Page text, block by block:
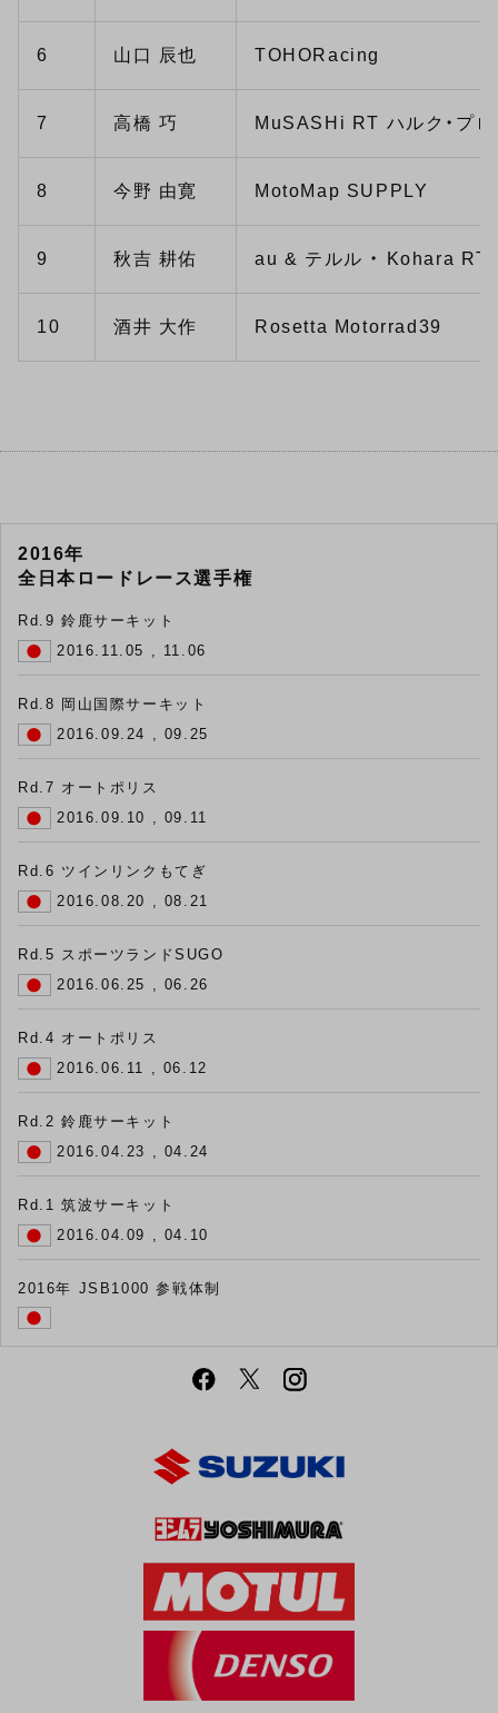
6 山口 辰也 TOHORacing
7 高橋 巧 MuSASHi RT ハルク・プロ
8 今野 由寛 MotoMap SUPPLY
9 秋吉 耕佑 au & テルル ・ Kohara RT
10 酒井 大作 Rosetta Motorrad39
2016年
全日本ロードレース選手権
Rd.9 鈴鹿サーキット
2016.11.05 , 11.06
Rd.8 岡山国際サーキット
2016.09.24 , 09.25
Rd.7 オートポリス
2016.09.10 , 09.11
Rd.6 ツインリンクもてぎ
2016.08.20 , 08.21
Rd.5 スポーツランドSUGO
2016.06.25 , 06.26
Rd.4 オートポリス
2016.06.11 , 06.12
Rd.2 鈴鹿サーキット
2016.04.23 , 04.24
Rd.1 筑波サーキット
2016.04.09 , 04.10
2016年 JSB1000 参戦体制